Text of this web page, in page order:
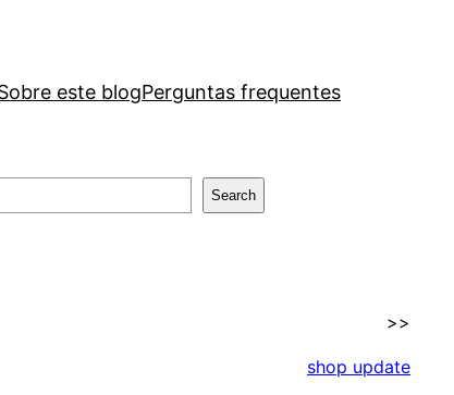
este blogPerguntas frequentes
Search
>>
shop update